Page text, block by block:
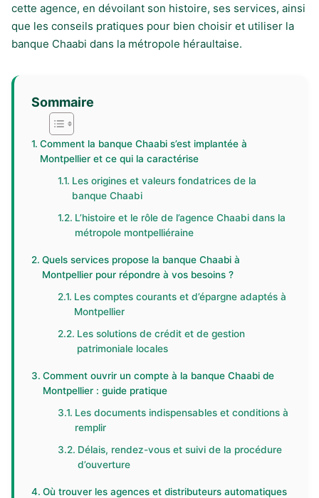
cette agence, en dévoilant son histoire, ses services, ainsi
que les conseils pratiques pour bien choisir et utiliser la
banque Chaabi dans la métropole héraultaise.
Sommaire
Comment la banque Chaabi s’est implantée à
Montpellier et ce qui la caractérise
Les origines et valeurs fondatrices de la
banque Chaabi
L’histoire et le rôle de l’agence Chaabi dans la
métropole montpelliéraine
Quels services propose la banque Chaabi à
Montpellier pour répondre à vos besoins ?
Les comptes courants et d’épargne adaptés à
Montpellier
Les solutions de crédit et de gestion
patrimoniale locales
Comment ouvrir un compte à la banque Chaabi de
Montpellier : guide pratique
Les documents indispensables et conditions à
remplir
Délais, rendez-vous et suivi de la procédure
d’ouverture
Où trouver les agences et distributeurs automatiques